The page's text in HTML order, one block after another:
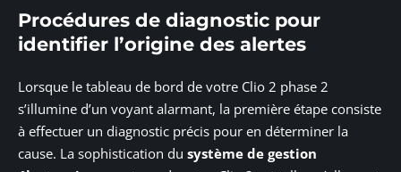
Procédures de diagnostic pour
identifier l’origine des alertes
Lorsque le tableau de bord de votre Clio 2 phase 2
s’illumine d’un voyant alarmant, la première étape consiste
à effectuer un diagnostic précis pour en déterminer la
cause. La sophistication du système de gestion